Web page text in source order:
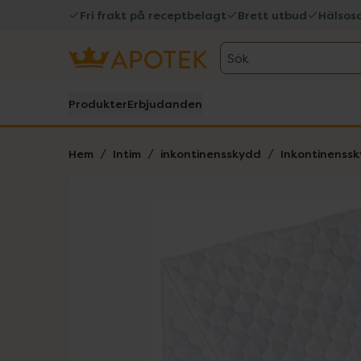
Fri frakt på receptbelagt Brett utbud
Sök
ProdukterErbjudanden
Hem Intim inkontinensskydd